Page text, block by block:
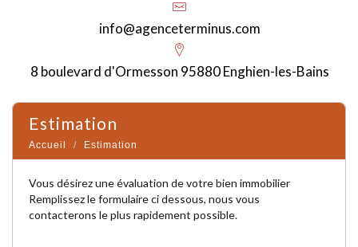
info@agenceterminus.com
8 boulevard d'Ormesson 95880 Enghien-les-Bains
estimation
Accueil Estimation
Vous désirez une évaluation de votre bien immobilier
Remplissez le formulaire ci dessous, nous vous
contacterons le plus rapidement possible.